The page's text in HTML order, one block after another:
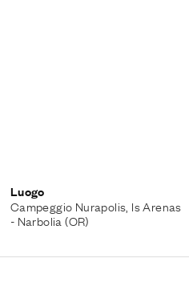
Luogo
Campeggio Nurapolis, Is Arenas
- Narbolia (OR)